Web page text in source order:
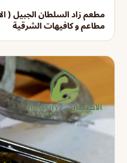
مطعم زاد السلطان الجبيل (
مطاعم و كافيهات الشرقية